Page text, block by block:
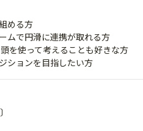
める方
ムで円滑に連携が取れる方
を使って考えることも好きな方
ションを目指したい方